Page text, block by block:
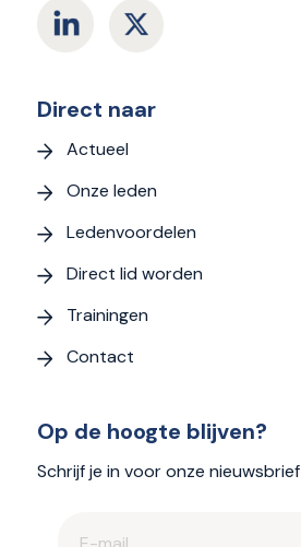
Direct naar
Actueel
Onze leden
Ledenvoordelen
Direct lid worden
Trainingen
Contact
Op de hoogte blijven?
Schrijf je in voor onze nieuwsbrief